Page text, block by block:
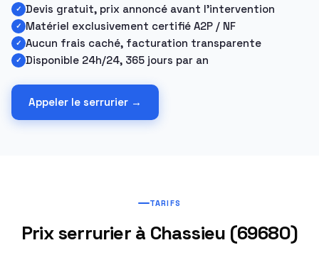
Devis gratuit, prix annoncé avant l'intervention
Matériel exclusivement certifié A2P / NF
Aucun frais caché, facturation transparente
Disponible 24h/24, 365 jours par an
Appeler le serrurier →
TARIFS
Prix serrurier à Chassieu (69680)